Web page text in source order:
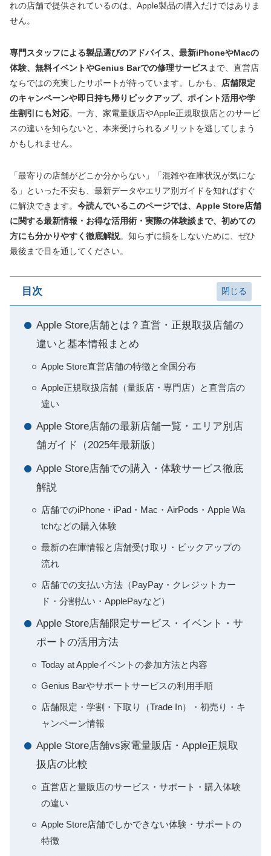
れの店舗で提供されているのは、Apple製品の購入だけではありま
せん。
専門スタッフによる製品選びのアドバイス、最新iPhoneやMacの
体験、無料イベントやGenius Barでの修理サービス まで、直営店
ならではの充実したサポートが待っています。しかも、
店舗限定
のキャンペーンや即日持ち帰りピックアップ、ポイント活用や学
生割引にも対応。一方、家電量販店やApple正規取扱店とのサービ
スの違いを知らないと、本来受けられるメリットを逃してしまう
かもしれません。
「最寄りの店舗がどこか分からない」「混雑や在庫状況が気にな
る」といった不安も、最新データやエリア別ガイドを知ればすぐ
に解決できます。 今読んでいるこのページでは、Apple Store店舗
に関する最新情報・お得な活用術・実際の体験談まで、初めての
方にも分かりやすく徹底解説。知らずに損をしないために、ぜひ
最後まで目を通してください。
目次
Apple Store店舗とは？直営・正規取扱店舗の
違いと基本情報まとめ
Apple Store直営店舗の特徴と全国分布
Apple正規取扱店舗（量販店・専門店）と直営店の
違い
Apple Store店舗の最新店舗一覧・エリア別店
舗ガイド（2025年最新版）
Apple Store店舗での購入・体験サービス徹底
解説
店舗でのiPhone・iPad・Mac・AirPods・Apple Wa
tchなどの購入体験
最新の在庫情報と店舗受け取り・ピックアップの
流れ
店舗での支払い方法（PayPay・クレジットカー
ド・分割払い・ApplePayなど）
Apple Store店舗限定サービス・イベント・サ
ポートの活用方法
Today at Appleイベントの参加方法と内容
Genius Barやサポートサービスの利用手順
店舗限定・学割・下取り（Trade In）・初売り・キ
ャンペーン情報
Apple Store店舗vs家電量販店・Apple正規取
扱店の比較
直営店と量販店のサービス・サポート・購入体験
の違い
Apple Store店舗でしかできない体験・サポートの
特徴